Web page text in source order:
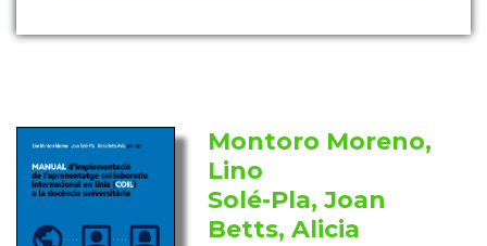
Montoro Moreno,
Lino
Solé-Pla, Joan
Betts, Alicia